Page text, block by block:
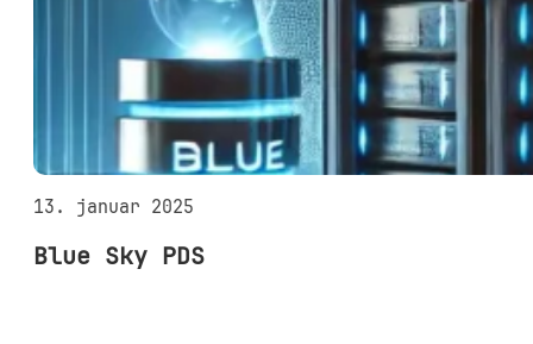
13. januar 2025
Blue Sky PDS